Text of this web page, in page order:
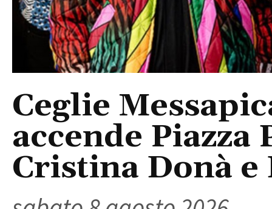
Ceglie
accende
Cristina Donà